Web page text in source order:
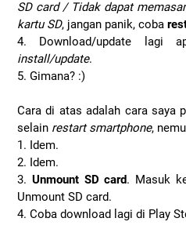
SD card / Tidak dapat
kartu SD, jangan panik, coba
4. Download/update lagi
install/update.
5. Gimana? :)
Cara di atas adalah cara saya
selain restart smartphone,
1. Idem.
2. Idem.
3. Unmount SD card. Masuk
Unmount SD card.
4. Coba download lagi di Play